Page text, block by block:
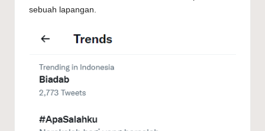
sebuah lapangan.